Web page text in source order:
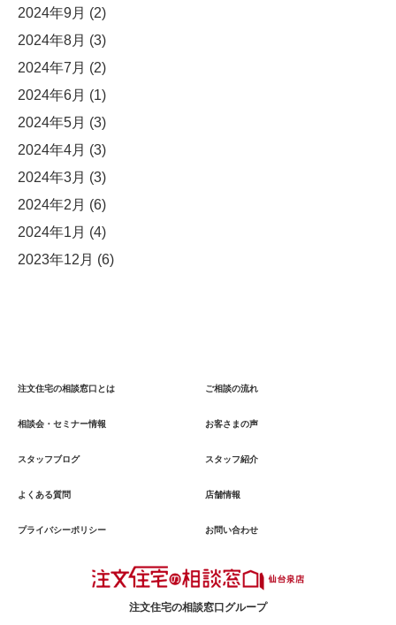
2024年9月 (2)
2024年8月 (3)
2024年7月 (2)
2024年6月 (1)
2024年5月 (3)
2024年4月 (3)
2024年3月 (3)
2024年2月 (6)
2024年1月 (4)
2023年12月 (6)
注文住宅の相談窓口とは ご相談の流れ
相談会・セミナー情報 お客さまの声
スタッフブログ スタッフ紹介
よくある質問 店舗情報
プライバシーポリシー お問い合わせ
注文住宅の相談窓口グループ